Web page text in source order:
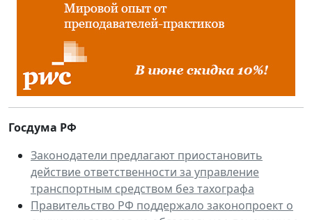
Госдума РФ
Законодатели предлагают приостановить
действие ответственности за управление
транспортным средством без тахографа
Правительство РФ поддержало законопроект о